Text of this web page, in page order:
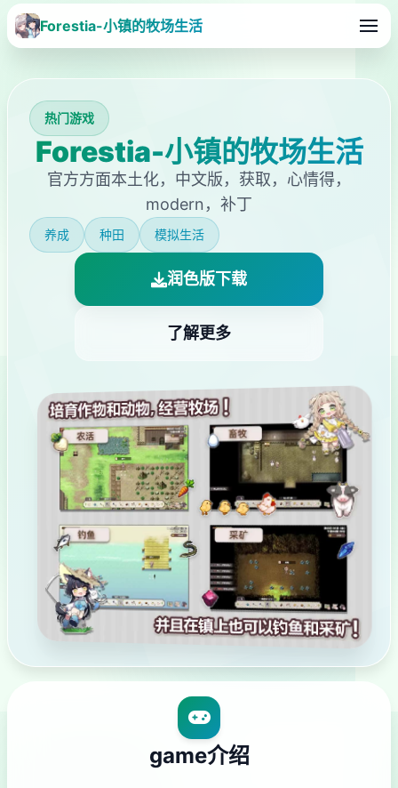
Forestia-小镇的牧场生活
热门游戏
Forestia-小镇的牧场生活
官方方面本土化，中文版，获取，心情得，
modern，补丁
养成 种田 模拟生活
润色版下载
了解更多
game介绍